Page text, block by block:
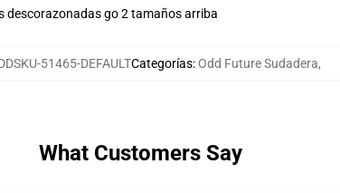
descorazonadas go 2 tamaños arriba
51465-DEFAULTCategorías:Odd Future Sudadera,
What Customers Say